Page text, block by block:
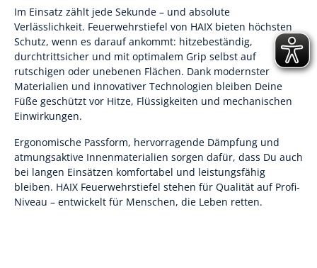
Im Einsatz zählt jede Sekunde – und absolute
Verlässlichkeit. Feuerwehrstiefel von HAIX bieten höchsten
Schutz, wenn es darauf ankommt: hitzebeständig,
durchtrittsicher und mit optimalem Grip selbst auf
rutschigen oder unebenen Flächen. Dank modernster
Materialien und innovativer Technologien bleiben Deine
Füße geschützt vor Hitze, Flüssigkeiten und mechanischen
Einwirkungen.
Ergonomische Passform, hervorragende Dämpfung und
atmungsaktive Innenmaterialien sorgen dafür, dass Du auch
bei langen Einsätzen komfortabel und leistungsfähig
bleiben. HAIX Feuerwehrstiefel stehen für Qualität auf Profi-
Niveau – entwickelt für Menschen, die Leben retten.